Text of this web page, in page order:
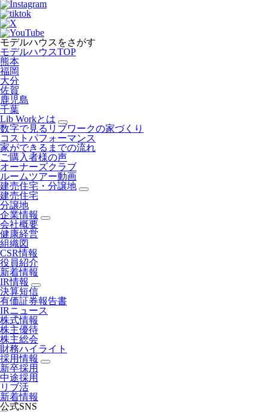
モデルハウスをさがす
モデルハウスTOP
熊本
福岡
大分
佐賀
鹿児島
千葉
Lib Workとは
数字で見るリブワークの家づくり
コストパフォーマンス
家ができるまでの流れ
ご購入者様の声
オーナーズクラブ
ルームツアー動画
建売住宅・分譲地
建売住宅
分譲地
企業情報
会社概要
健康経営
組織図
CSR情報
役員紹介
新着情報
IR情報
決算短信
有価証券報告書
IRニュース
株式情報
株主優待
株主総会
財務ハイライト
採用情報
新卒採用
中途採用
リブ活
新着情報
公式SNS